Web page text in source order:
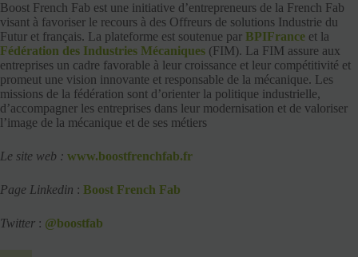
Boost French Fab est une initiative d’entrepreneurs de la French Fab
visant à favoriser le recours à des Offreurs de solutions Industrie du
Futur et français. La plateforme est soutenue par BPIFrance et la
Fédération des Industries Mécaniques (FIM). La FIM assure aux
entreprises un cadre favorable à leur croissance et leur compétitivité et
promeut une vision innovante et responsable de la mécanique. Les
missions de la fédération sont d’orienter la politique industrielle,
d’accompagner les entreprises dans leur modernisation et de valoriser
l’image de la mécanique et de ses métiers
Le site web : www.boostfrenchfab.fr
Page Linkedin : Boost French Fab
Twitter : @boostfab